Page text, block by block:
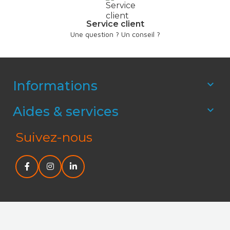
Service client
Une question ? Un conseil ?
Informations 
Aides & services 
Suivez-nous